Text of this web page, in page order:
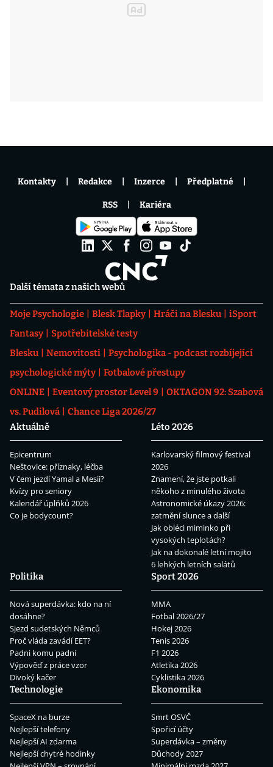
Další témata z našich webů
Moje Psychologie Blesk Tlapky Hráči na Blesku
iSport
Fantasy
Spotřebitelské testy
Blesku
Nemovitosti
Psychologika - podcast rozbíjející
psychologické mýty
Fotbalové přestupy
ONLINE
Eventový prostor Level 9
OKTAGON 92: Szabová
vs. Pudilová
Chance Liga 2026/27
Aktuálně
Epicentrum
Neštovice: příznaky, léčba
V čem jezdí Yamal a Mesii?
Kvízy pro seniory
Kalendář úplňků 2026
Co je bodycount?
Léto 2026
Karlovarský filmový festival
2026
Znamení, že jste potkali
někoho z minulého života
Astronomické úkazy 2026:
zatmění slunce a další
Jak obléci miminko při
vysokých teplotách?
Jak na dokonalé letní mojito
6 lehkých letních salátů
Politika
Nová superdávka: kdo na ní
dosáhne?
Sjezd sudetských Němců
Proč vláda zavádí EET?
Padni komu padni
Výpověď z práce vzor
Divoký kačer
Sport 2026
MMA
Fotbal 2026/27
Hokej 2026
Tenis 2026
F1 2026
Atletika 2026
Cyklistika 2026
Technologie
SpaceX na burze
Nejlepší telefony
Nejlepší AI zdarma
Nejlepší chytré hodinky
Ekonomika
Smrt OSVČ
Spořicí účty
Superdávka – změny
Důchody 2027
Kontakty Redakce Inzerce Předplatné
RSS Kariéra